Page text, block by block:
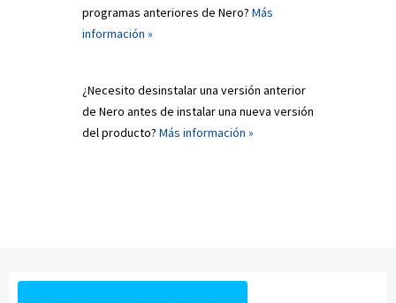
programas anteriores de Nero? Más
información »
¿Necesito desinstalar una versión anterior
de Nero antes de instalar una nueva versión
del producto? Más información »